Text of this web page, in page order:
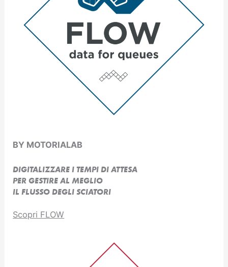
BY MOTORIALAB
DIGITALIZZARE I TEMPI DI ATTESA
PER GESTIRE AL MEGLIO
IL FLUSSO DEGLI SCIATORI
Scopri FLOW